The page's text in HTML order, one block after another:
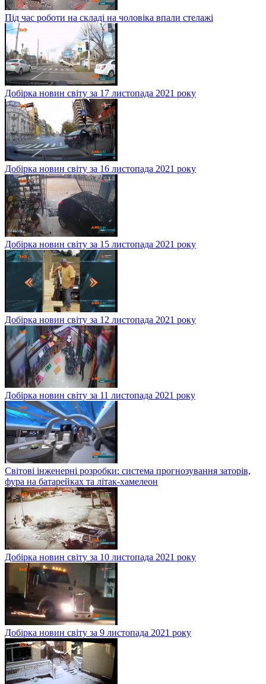
Під час роботи на складі на чоловіка впали стелажі
Добірка новин світу за 17 листопада 2021 року
Добірка новин світу за 16 листопада 2021 року
Добірка новин світу за 15 листопада 2021 року
Добірка новин світу за 12 листопада 2021 року
Добірка новин світу за 11 листопада 2021 року
Світові інженерні розробки: система прогнозування заторів,
фура на батарейках та літак-хамелеон
Добірка новин світу за 10 листопада 2021 року
Добірка новин світу за 9 листопада 2021 року